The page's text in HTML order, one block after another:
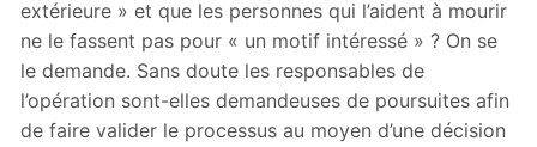
extérieure » et que les personnes qui l’aident à mourir
ne le fassent pas pour « un motif intéressé » ? On se
le demande. Sans doute les responsables de
l’opération sont-elles demandeuses de poursuites afin
de faire valider le processus au moyen d’une décision